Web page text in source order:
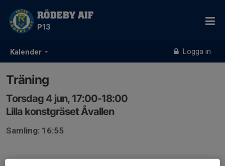
Kalender Logga in
RÖDEBY AIF
P13
Träning
Torsdag 4 jun, 17:00-18:00
Lilla konstgräset Åvallen
Samling: 16:55